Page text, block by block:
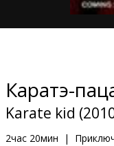
Кинозакуски
Клуб
Каратэ-
Karate kid
2час 20мин |